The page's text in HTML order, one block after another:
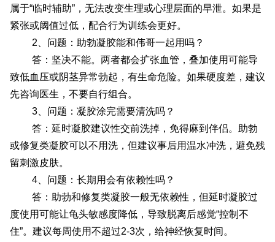
属于“临时辅助”，无法改变生理或心理层面的早泄。如果是
紧张或阈值过低，配合行为训练会更好。
2、问题：助勃凝胶能和伟哥一起用吗？
答：坚决不能。两者都会扩张血管，叠加使用可能导
致低血压或阴茎异常勃起，有生命危险。如果硬度差，建议
先咨询医生，不要自行组合。
3、问题：凝胶涂完需要清洗吗？
答：延时凝胶建议性交前洗掉，免得麻到伴侣。助勃
或修复类凝胶可以不用洗，但建议事后用温水冲洗，避免残
留刺激皮肤。
4、问题：长期用会有依赖性吗？
答：助勃和修复类凝胶一般无依赖性，但延时凝胶过
度使用可能让龟头敏感度降低，导致脱离后感觉“控制不
住”。建议每周使用不超过2-3次，给神经恢复时间。